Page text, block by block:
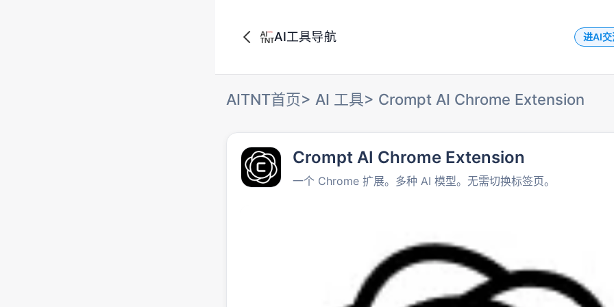
AI工具导航 进AI交
AITNT首页> AI 工具> Crompt AI Chrome Extension
Crompt AI Chrome Extension
一个 Chrome 扩展。多种 AI 模型。无需切换标签页。